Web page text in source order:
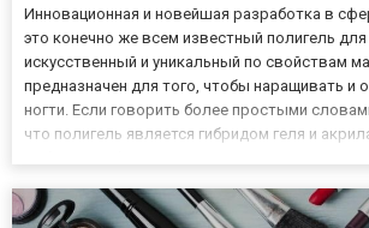
Инновационная и новейшая разработка в
это конечно же всем известный полигель для
искусственный и уникальный по свойствам
предназначен для того, чтобы наращивать и
ногти. Если говорить более простыми
что полигель является гибридом геля и
н...